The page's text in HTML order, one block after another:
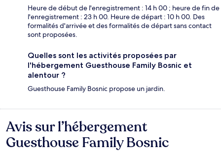
Heure de début de l'enregistrement : 14 h 00 ; heure de fin de
l'enregistrement : 23 h 00. Heure de départ : 10 h 00. Des
formalités d'arrivée et des formalités de départ sans contact
sont proposées.
Quelles sont les activités proposées par
l'hébergement Guesthouse Family Bosnic et
alentour ?
Guesthouse Family Bosnic propose un jardin.
Avis
Avis sur l’hébergement
Guesthouse Family Bosnic